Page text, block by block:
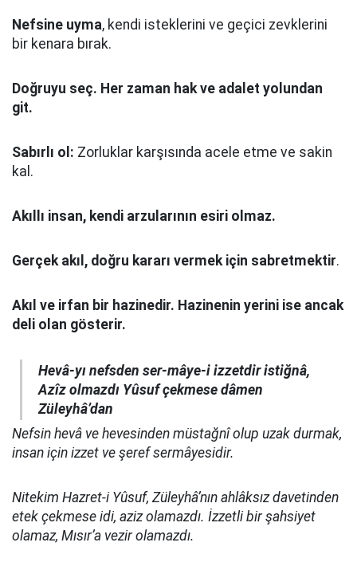
Nefsine uyma, kendi isteklerini ve geçici zevklerini
bir kenara bırak.
Doğruyu seç. Her zaman hak ve adalet yolundan
git.
Sabırlı ol: Zorluklar karşısında acele etme ve sakin
kal.
Akıllı insan, kendi arzularının esiri olmaz.
Gerçek akıl, doğru kararı vermek için sabretmektir.
Akıl ve irfan bir hazinedir. Hazinenin yerini ise ancak
deli olan gösterir.
Hevâ-yı nefsden ser-mâye-i izzetdir istiğnâ,
Azîz olmazdı Yûsuf çekmese dâmen
Züleyhâ’dan
Nefsin hevâ ve hevesinden müstağnî olup uzak durmak,
insan için izzet ve şeref sermâyesidir.
Nitekim Hazret-i Yûsuf, Züleyhâ’nın ahlâksız davetinden
etek çekmese idi, aziz olamazdı. İzzetli bir şahsiyet
olamaz, Mısır’a vezir olamazdı.